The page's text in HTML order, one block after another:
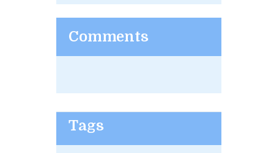
Comments
Tags